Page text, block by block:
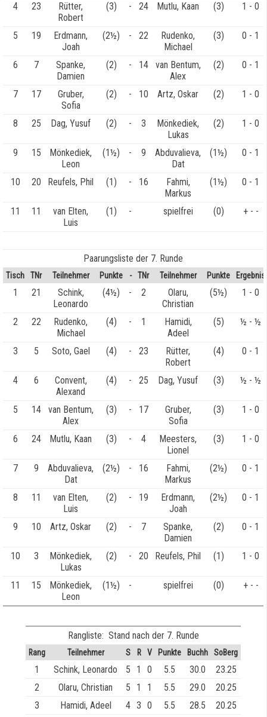
4 23
Rütter,
Robert
(3) - 24 Mutlu, Kaan (3) 1 - 0
5 19
Erdmann,
Joah
(2½) - 22
Rudenko,
Michael
(3) 0 - 1
6 7
Spanke,
Damien
(2) - 14
van Bentum,
Alex
(2) 0 - 1
7 17
Gruber,
Sofia
(2) - 10 Artz, Oskar (2) 1 - 0
8 25 Dag, Yusuf (2) - 3
Mönkediek,
Lukas
(2) 1 - 0
9 15
Mönkediek,
Leon
(1½) - 9
Abduvalieva,
Dat
(1½) 0 - 1
10 20 Reufels, Phil (1) - 16
Fahmi,
Markus
(1½) 0 - 1
11 11
van Elten,
Luis
(1) - spielfrei (0) + - -
Paarungsliste der 7. Runde
Tisch TNr Teilnehmer Punkte - TNr Teilnehmer Punkte Ergebnis
1 21
Schink,
Leonardo
(4½) - 2
Olaru,
Christian
(5½) 1 - 0
2 22
Rudenko,
Michael
(4) - 1
Hamidi,
Adeel
(5) ½ - ½
3 5 Soto, Gael (4) - 23
Rütter,
Robert
(4) 0 - 1
4 6
Convent,
Alexand
(4) - 25 Dag, Yusuf (3) ½ - ½
5 14
van Bentum,
Alex
(3) - 17
Gruber,
Sofia
(3) 1 - 0
6 24 Mutlu, Kaan (3) - 4
Meesters,
Lionel
(3) 1 - 0
7 9
Abduvalieva,
Dat
(2½) - 16
Fahmi,
Markus
(2½) 0 - 1
8 11
van Elten,
Luis
(2) - 19
Erdmann,
Joah
(2½) 0 - 1
9 10 Artz, Oskar (2) - 7
Spanke,
Damien
(2) 0 - 1
10 3
Mönkediek,
Lukas
(2) - 20 Reufels, Phil (1) 1 - 0
11 15
Mönkediek,
Leon
(1½) - spielfrei (0) + - -
Rangliste: Stand nach der 7. Runde
Rang Teilnehmer S R V Punkte Buchh SoBerg
1 Schink, Leonardo 5 1 0 5.5 30.0
23.25
2
Olaru, Christian 5 1 1 5.5 29.0
20.25
3
Hamidi, Adeel 4 3 0 5.5 28.5
20.25